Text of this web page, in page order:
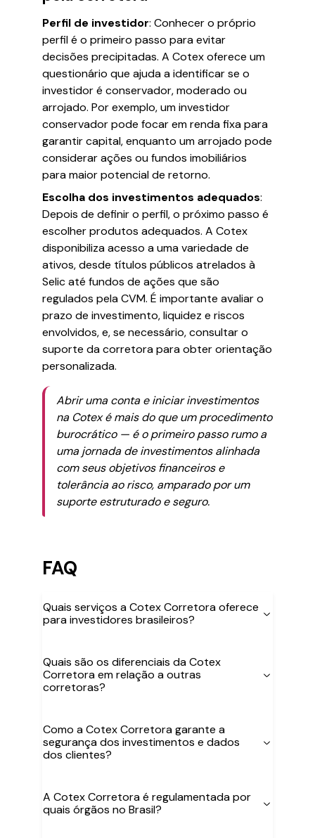
Perfil de investidor: Conhecer o próprio
perfil é o primeiro passo para evitar
decisões precipitadas. A Cotex oferece um
questionário que ajuda a identificar se o
investidor é conservador, moderado ou
arrojado. Por exemplo, um investidor
conservador pode focar em renda fixa para
garantir capital, enquanto um arrojado pode
considerar ações ou fundos imobiliários
para maior potencial de retorno.
Escolha dos investimentos adequados:
Depois de definir o perfil, o próximo passo é
escolher produtos adequados. A Cotex
disponibiliza acesso a uma variedade de
ativos, desde títulos públicos atrelados à
Selic até fundos de ações que são
regulados pela CVM. É importante avaliar o
prazo de investimento, liquidez e riscos
envolvidos, e, se necessário, consultar o
suporte da corretora para obter orientação
personalizada.
Abrir uma conta e iniciar investimentos
na Cotex é mais do que um procedimento
burocrático — é o primeiro passo rumo a
uma jornada de investimentos alinhada
com seus objetivos financeiros e
tolerância ao risco, amparado por um
suporte estruturado e seguro.
FAQ
Quais serviços a Cotex Corretora oferece
para investidores brasileiros?
Quais são os diferenciais da Cotex
Corretora em relação a outras
corretoras?
Como a Cotex Corretora garante a
segurança dos investimentos e dados
dos clientes?
A Cotex Corretora é regulamentada por
quais órgãos no Brasil?